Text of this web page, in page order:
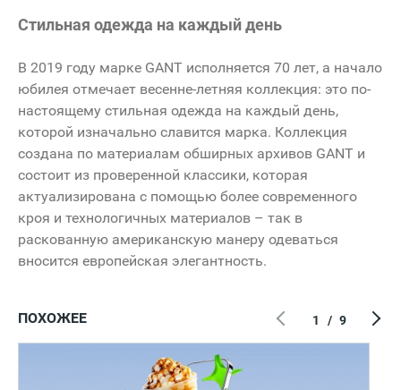
Стильная одежда на каждый день
В 2019 году марке GANT исполняется 70 лет, а начало
юбилея отмечает весенне-летняя коллекция: это по-
настоящему стильная одежда на каждый день,
которой изначально славится марка. Коллекция
создана по материалам обширных архивов GANT и
состоит из проверенной классики, которая
актуализирована с помощью более современного
кроя и технологичных материалов – так в
раскованную американскую манеру одеваться
вносится европейская элегантность.
ПОХОЖЕЕ 1 / 9